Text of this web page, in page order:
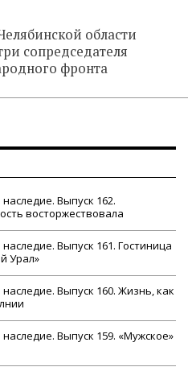
области
сопредседателя
фронта
Выпуск 162.
восторжествовала
Выпуск 161. Гостиница
Урал»
Выпуск 160. Жизнь, как
Выпуск 159. «Мужское»